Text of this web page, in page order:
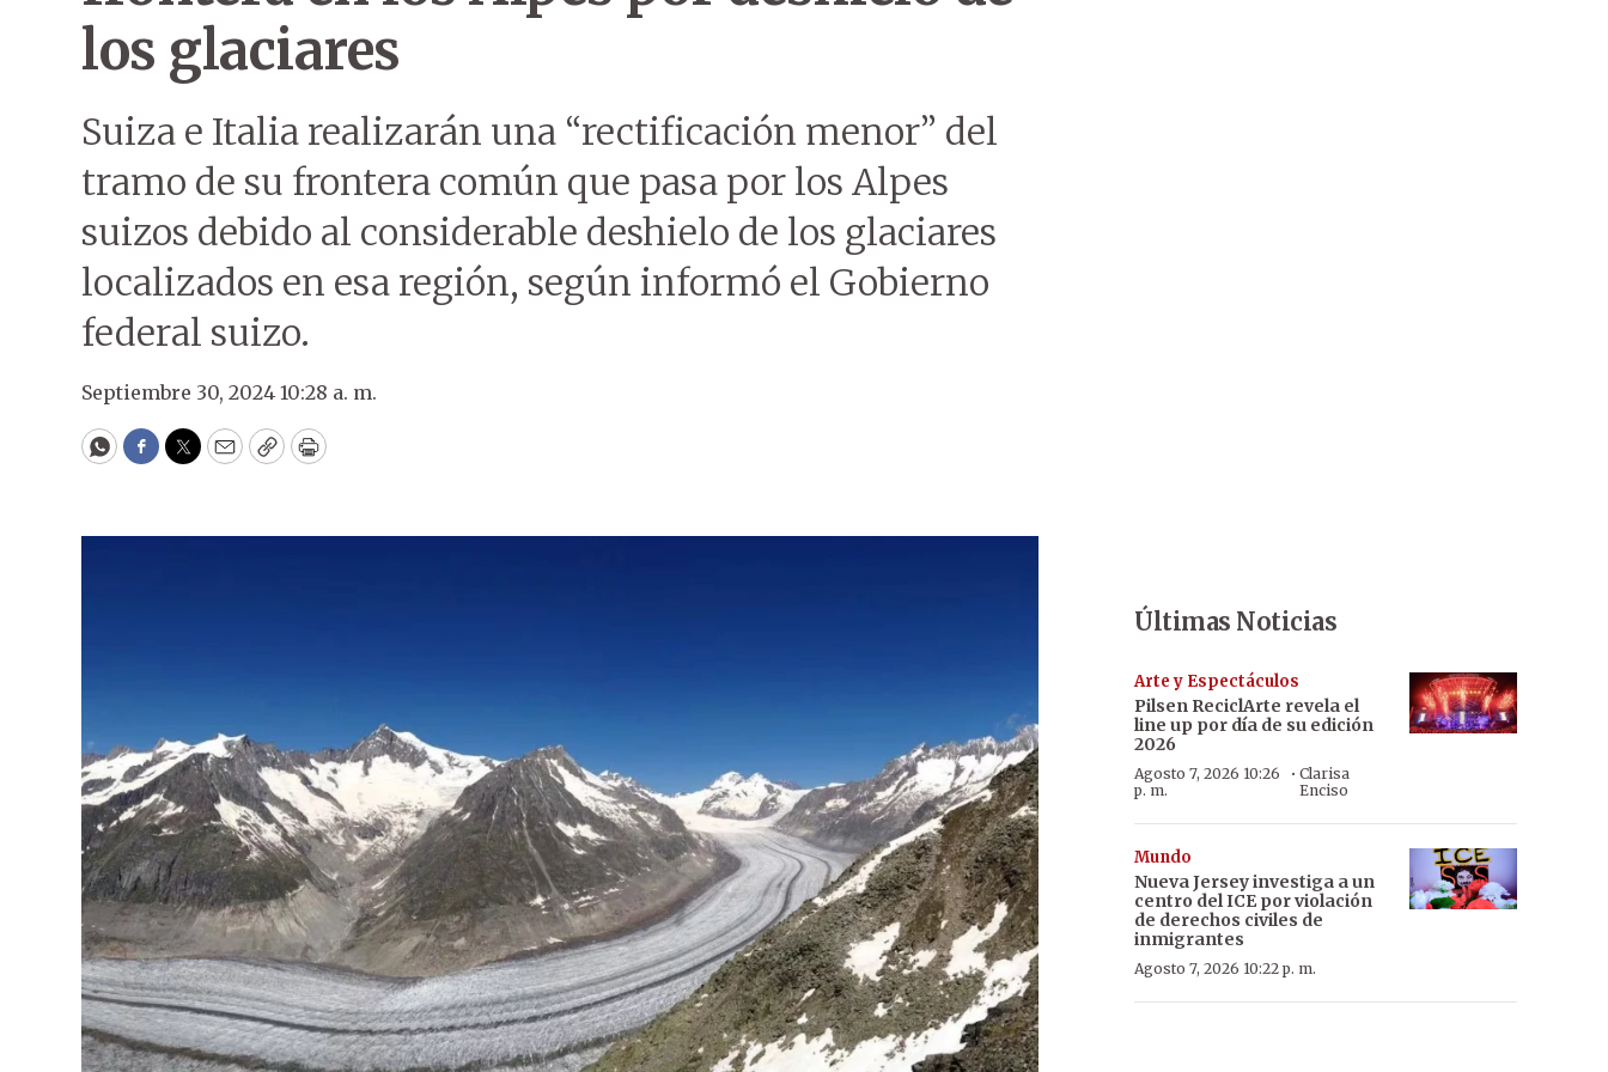
los glaciares
Suiza e Italia realizarán una “rectificación menor” del
tramo de su frontera común que pasa por los Alpes
suizos debido al considerable deshielo de los glaciares
localizados en esa región, según informó el Gobierno
federal suizo.
Septiembre 30, 2024 10:28 a. m.
WhatsApp
Facebook
Twitter
EmailCopyPrint
Últimas Noticias
Arte y Espectáculos
Pilsen ReciclArte revela el
line up por día de su edición
2026
Agosto 7, 2026 10:26
p. m.
·Clarisa
Enciso
Mundo
Nueva Jersey investiga a un
centro del ICE por violación
de derechos civiles de
inmigrantes
Agosto 7, 2026 10:22 p. m.